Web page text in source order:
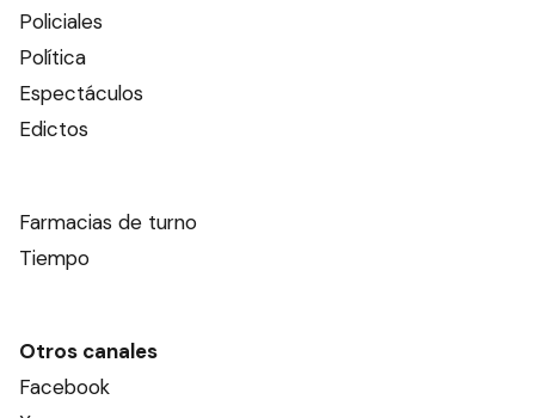
Policiales
Política
Espectáculos
Edictos
Farmacias de turno
Tiempo
Otros canales
Facebook